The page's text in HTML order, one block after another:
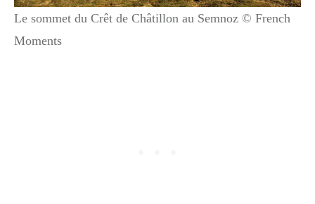
Le sommet du Crêt de Châtillon au Semnoz © French
Moments